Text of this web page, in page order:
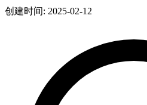
创建时间: 2025-02-12